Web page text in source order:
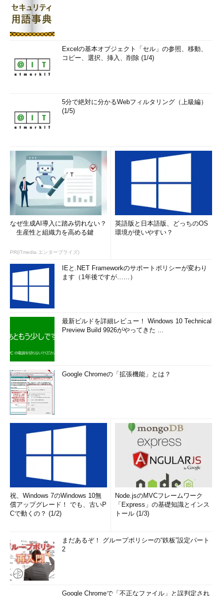
Excelの基本オブジェクト「セル」の参照、移動、
コピー、選択、挿入、削除 (1/4)
5分で絶対に分かるWebフィルタリング（上級編）
(1/5)
なぜ生成AI導入に踏み切れない？
生産性と組織力を高める鍵
PR(ITmedia エンタープライズ)
英語版と日本語版、どっちのOS
環境が使いやすい？
IEと.NET Frameworkのサポートポリシーが変わり
ます（1年後ですが……）
最新ビルドを詳細レビュー！ Windows 10 Technical
Preview Build 9926がやってきた ...
Google Chromeの「拡張機能」とは？
祝、Windows 7のWindows 10無
償アップグレード！ でも、古いP
Cで動くの？ (1/2)
Node.jsのMVCフレームワーク
「Express」の基礎知識とインス
トール (1/3)
まだあるぞ！ グループポリシーの“鉄板”設定パート
2
Google Chromeで「不正なファイル」と誤判定され